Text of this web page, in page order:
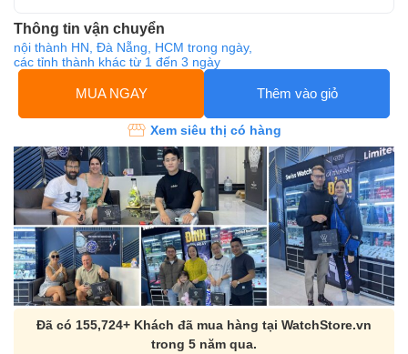
Thông tin vận chuyển
nội thành HN, Đà Nẵng, HCM trong ngày,
các tỉnh thành khác từ 1 đến 3 ngày
MUA NGAY Thêm vào giỏ
Xem siêu thị có hàng
Đã có 155,724+ Khách đã mua hàng tại WatchStore.vn
trong 5 năm qua.